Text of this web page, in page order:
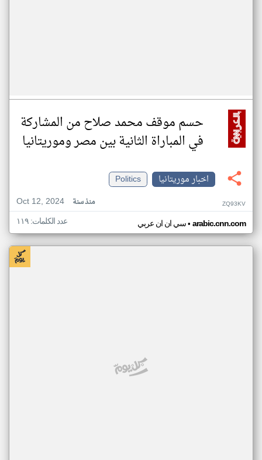
حسم موقف محمد صلاح من المشاركة
في المباراة الثانية بين مصر وموريتانيا
اخبار موريتانيا
Politics
Oct 12, 2024
منذ سنة ZQ93KV
سي ان ان عربي• arabic.cnn.com عدد الكلمات: ١١٩